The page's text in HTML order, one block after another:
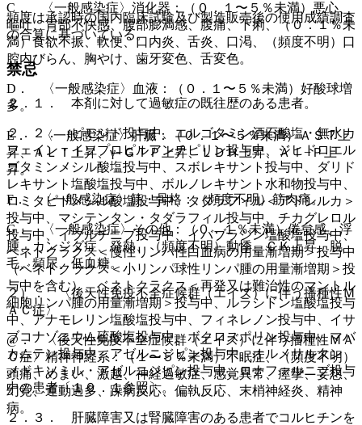
頻度は承認時の国内臨床試験及び製造販売後の使用成績調査
の合算に基づいている。
禁忌
２．１． 本剤に対して過敏症の既往歴のある患者。
２．２． ピモジド投与中、エルゴタミン酒石酸塩・無水カ
フェイン・イソプロピルアンチピリン投与中、ジヒドロエル
ゴタミンメシル酸塩投与中、スボレキサント投与中、ダリド
レキサント塩酸塩投与中、ボルノレキサント水和物投与中、
ロミタピドメシル酸塩投与中、タダラフィル＜アドシルカ＞
投与中、マシテンタン・タダラフィル投与中、チカグレロル
投与中、イブルチニブ投与中、イバブラジン塩酸塩投与中、
ベネトクラクス＜慢性リンパ性白血病の用量漸増期＞投与中
（ベネトクラクス＜小リンパ球性リンパ腫の用量漸増期＞投
与中を含む）、ベネトクラクス＜再発又は難治性のマントル
細胞リンパ腫の用量漸増期＞投与中、ルラシドン塩酸塩投与
中、アナモレリン塩酸塩投与中、フィネレノン投与中、イサ
ブコナゾニウム硫酸塩投与中、ボクロスポリン投与中、マバ
カムテン投与中、アゼルニジピン投与中、オルメサルタン
メドキソミル・アゼルニジピン投与中、ロナファルニブ投与
中の患者〔１０．１参照〕。
２．３． 肝臓障害又は腎臓障害のある患者でコルヒチンを
C． 〈一般感染症〉消化器：（０．１〜５％未満）悪心、
嘔吐、胃部不快感、腹部膨満感、腹痛、下痢、（０．１％未
満）食欲不振、軟便、口内炎、舌炎、口渇、（頻度不明）口
腔内びらん、胸やけ、歯牙変色、舌変色。
D． 〈一般感染症〉血液：（０．１〜５％未満）好酸球増
多。
E． 〈一般感染症〉肝臓：（０．１〜５％未満）ＡＳＴ上
昇、ＡＬＴ上昇、γ−ＧＴＰ上昇、ＬＤＨ上昇、Ａｌ−Ｐ上
昇。
F． 〈一般感染症〉筋・骨格：（頻度不明）筋肉痛。
G． 〈一般感染症〉その他：（０．１％未満）倦怠感、浮
腫、カンジダ症、発熱、（頻度不明）動悸、ＣＫ上昇、脱
毛、頻尿、低血糖。
２）． 〈後天性免疫不全症候群（エイズ）に伴う播種性Ｍ
ＡＣ症〉
@． 〈後天性免疫不全症候群（エイズ）に伴う播種性ＭＡ
Ｃ症〉精神神経系：（１〜５％未満）不眠症、（頻度不明）
頭痛、めまい、激越、神経過敏症、感覚異常、痙攣、妄想、
幻覚、運動過多、躁病反応、偏執反応、末梢神経炎、精神
病。